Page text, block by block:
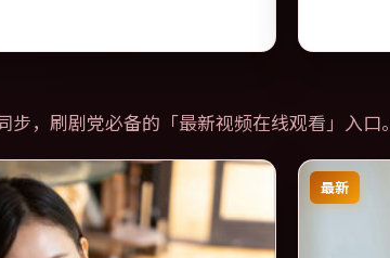
观众。
步，刷剧党必备的「最新视频在线观看 」入口。
最新